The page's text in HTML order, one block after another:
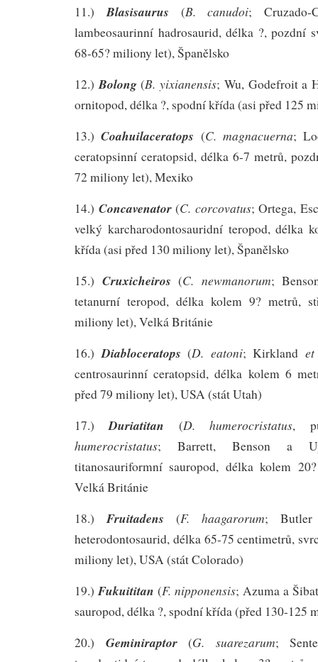
11.) Blasisaurus (B. canudoi; Cruzado-
lambeosaurinní hadrosaurid, délka ?, pozdní
68-65? miliony let), Španělsko
12.) Bolong(B. yixianensis; Wu, Godefroit a
ornitopod, délka ?, spodní křída (asi před 125
13.)Coahuilaceratops (C. magnacuerna;
ceratopsinní ceratopsid, délka 6-7 metrů,
72 miliony let), Mexiko
14.) Concavenator(C. corcovatus; Ortega,
velký karcharodontosauridní teropod, délka
křída (asi před 130 miliony let), Španělsko
15.) Cruxicheiros (C. newmanorum;
tetanurní teropod, délka kolem 9? metrů,
miliony let), Velká Británie
16.) Diabloceratops (D. eatoni; Kirkland
centrosaurinní ceratopsid, délka kolem 6
před 79 miliony let), USA (stát Utah)
17.)Duriatitan (D. humerocristatus,
humerocristatus; Barrett, Benson a
titanosauriformní sauropod, délka kolem
Velká Británie
18.) Fruitadens (F. haagarorum;
heterodontosaurid, délka 65-75 centimetrů,
miliony let), USA (stát Colorado)
19.) Fukuititan (F. nipponensis; Azuma a
sauropod, délka ?, spodní křída (před 130-125
20.) Geminiraptor(G. suarezarum;